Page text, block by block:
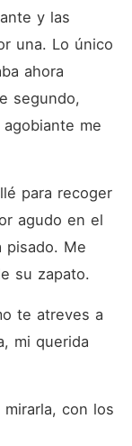
y las
una. Lo único
ahora
segundo,
me
para recoger
agudo en el
pisado. Me
su zapato.
te atreves a
mi querida
con los